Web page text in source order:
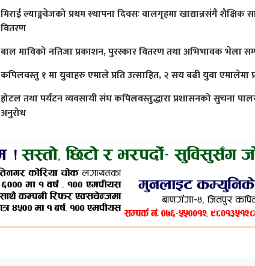
मिराई ल्याङ्गवेजको प्रथम स्थापना दिवसः वालगृहमा खाद्यान्नसंगै शैक्षिक
वितरण
बाल माविको नतिजा प्रकाशन, पुरस्कार वितरण तथा अभिभावक भेला
कपिलवस्तु १ मा युवाहरु एमाले प्रति उत्साहित, २ सय बढी युवा एमालेमा
होटल तथा पर्यटन व्यवसायी संघ कपिलवस्तुद्धारा प्रशासनको सुचना
अनुरोध